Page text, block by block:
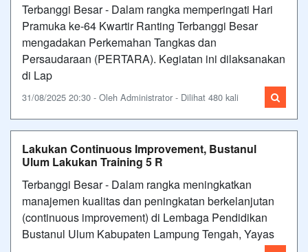
Terbanggi Besar - Dalam rangka memperingati Hari
Pramuka ke-64 Kwartir Ranting Terbanggi Besar
mengadakan Perkemahan Tangkas dan
Persaudaraan (PERTARA). Kegiatan ini dilaksanakan
di Lap
31/08/2025 20:30 - Oleh Administrator - Dilihat 480 kali
Lakukan Continuous Improvement, Bustanul
Ulum Lakukan Training 5 R
Terbanggi Besar - Dalam rangka meningkatkan
manajemen kualitas dan peningkatan berkelanjutan
(continuous improvement) di Lembaga Pendidikan
Bustanul Ulum Kabupaten Lampung Tengah, Yayas